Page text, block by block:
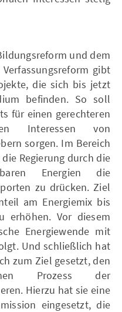
und dem
gibt
die sich bis jetzt
befinden. So soll
für einen gerechteren
Interessen von
sorgen. Im Bereich
Regierung durch die
Energien die
zu drücken. Ziel
am Energiemix bis
erhöhen. Vor diesem
Energiewende mit
Und schließlich hat
zum Ziel gesetzt, den
Prozess der
Hierzu hat sie eine
eingesetzt, die